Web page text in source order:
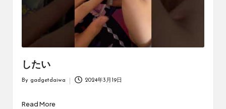
したい
By gadgetdaiwa 2024年3月19日
Read More